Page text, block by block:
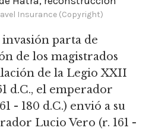
Insurance (Copyright)
parta de
de los magistrados
de la Legio XXII
d.C., el emperador
- 180 d.C.) envió a su
Lucio Vero (r. 161 -